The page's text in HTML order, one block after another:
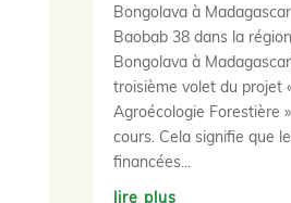
Bongolava à
Baobab 38 dans la
Bongolava à
troisième volet du projet
Agroécologie Forestière
cours. Cela signifie que
financées...
lire plus